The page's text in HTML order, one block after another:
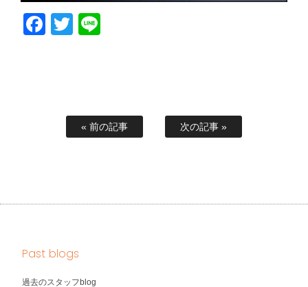
Facebook
Twitter
« 前の記事 次の記事 »
Past blogs
過去のスタッフblog